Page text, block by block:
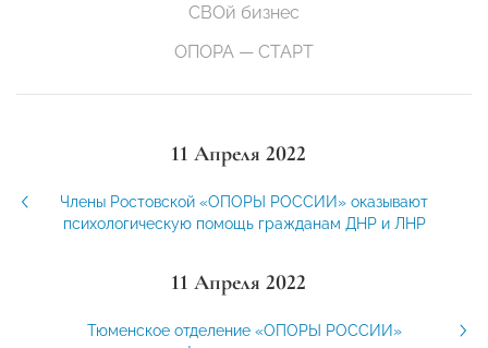
СВОй бизнес
ОПОРА — СТАРТ
11 Апреля 2022
Члены Ростовской «ОПОРЫ РОССИИ» оказывают
психологическую помощь гражданам ДНР и ЛНР
11 Апреля 2022
Тюменское отделение «ОПОРЫ РОССИИ»